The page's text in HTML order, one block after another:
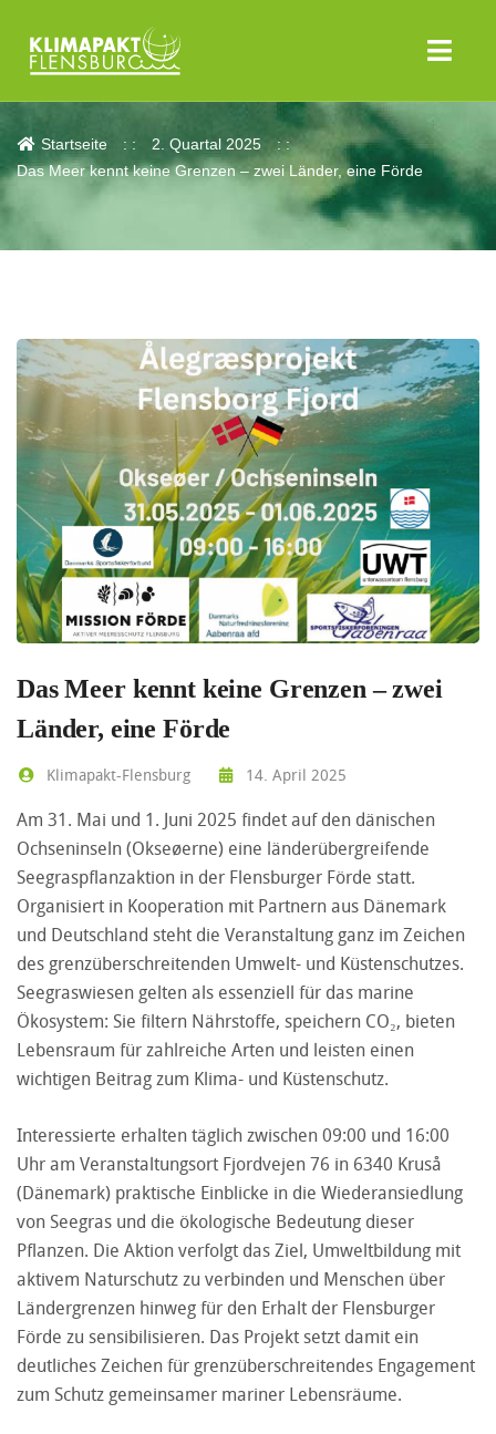
Aktuelles
Startseite
2. Quartal 2025
Das Meer kennt keine Grenzen – zwei Länder, eine Förde
Das Meer kennt keine Grenzen – zwei
Länder, eine Förde
Klimapakt-Flensburg 14. April 2025
Am 31. Mai und 1. Juni 2025 findet auf den dänischen
Ochseninseln (Okseøerne) eine länderübergreifende
Seegraspflanzaktion in der Flensburger Förde statt.
Organisiert in Kooperation mit Partnern aus Dänemark
und Deutschland steht die Veranstaltung ganz im Zeichen
des grenzüberschreitenden Umwelt- und Küstenschutzes.
Seegraswiesen gelten als essenziell für das marine
Ökosystem: Sie filtern Nährstoffe, speichern CO₂, bieten
Lebensraum für zahlreiche Arten und leisten einen
wichtigen Beitrag zum Klima- und Küstenschutz.
Interessierte erhalten täglich zwischen 09:00 und 16:00
Uhr am Veranstaltungsort Fjordvejen 76 in 6340 Kruså
(Dänemark) praktische Einblicke in die Wiederansiedlung
von Seegras und die ökologische Bedeutung dieser
Pflanzen. Die Aktion verfolgt das Ziel, Umweltbildung mit
aktivem Naturschutz zu verbinden und Menschen über
Ländergrenzen hinweg für den Erhalt der Flensburger
Förde zu sensibilisieren. Das Projekt setzt damit ein
deutliches Zeichen für grenzüberschreitendes Engagement
zum Schutz gemeinsamer mariner Lebensräume.